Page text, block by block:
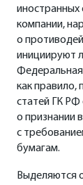
иностранных
компании,
о
инициируют
как правило,
статей ГК РФ
о признании
с
бумагам.
Выделяются